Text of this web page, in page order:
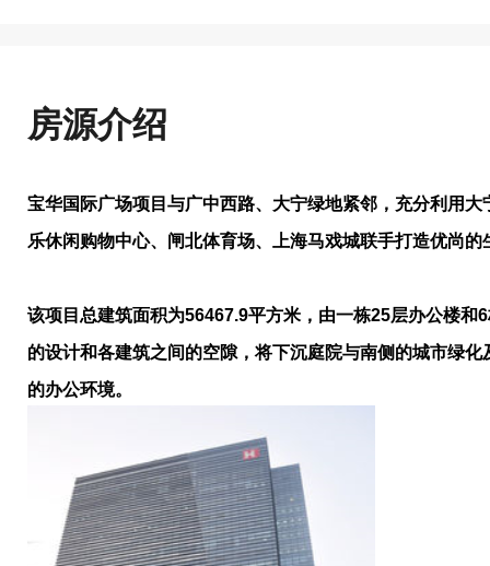
房源介绍
宝华国际广场项目与广中西路、大宁绿地紧邻，充分利用
乐休闲购物中心、闸北体育场、上海马戏城联手打造优尚的
该项目总建筑面积为56467.9平方米，由一栋25层办公楼和
的设计和各建筑之间的空隙，将下沉庭院与南侧的城市绿
的办公环境。